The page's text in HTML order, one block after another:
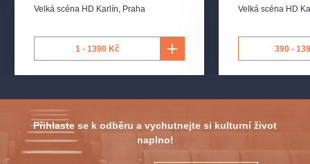
Velká scéna HD Karlín, Praha
1 - 1390 Kč
Velká scéna HD
390 -
Přihlaste se k odběru a vychutnejte si kulturní život
naplno!